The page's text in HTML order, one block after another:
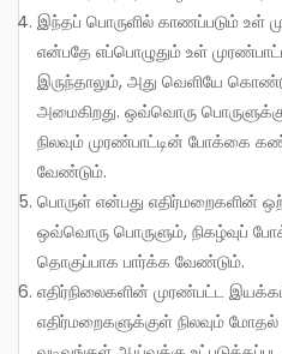
இந்தப் பொருளில் காணப்படும் உள்
என்பதே எப்பொழுதும் உள்
இருந்தாலும், அது வெளியே
அமைகிறது. ஒவ்வொரு
நிலவும் முரண்பாட்டின் போக்கை
வேண்டும்.
பொருள் என்பது எதிர்மறைகளின்
ஒவ்வொரு பொருளும், நிகழ்வுப்
தொகுப்பாக பார்க்க வேண்டும்.
எதிர்நிலைகளின் முரண்பட்ட
எதிர்மறைகளுக்குள் நிலவும்